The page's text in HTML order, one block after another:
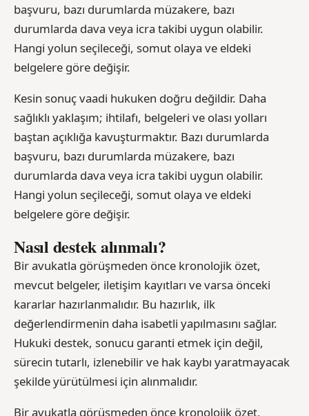
başvuru, bazı durumlarda müzakere, bazı
durumlarda dava veya icra takibi uygun olabilir.
Hangi yolun seçileceği, somut olaya ve eldeki
belgelere göre değişir.
Kesin sonuç vaadi hukuken doğru değildir. Daha
sağlıklı yaklaşım; ihtilafı, belgeleri ve olası yolları
baştan açıklığa kavuşturmaktır. Bazı durumlarda
başvuru, bazı durumlarda müzakere, bazı
durumlarda dava veya icra takibi uygun olabilir.
Hangi yolun seçileceği, somut olaya ve eldeki
belgelere göre değişir.
Nasıl destek alınmalı?
Bir avukatla görüşmeden önce kronolojik özet,
mevcut belgeler, iletişim kayıtları ve varsa önceki
kararlar hazırlanmalıdır. Bu hazırlık, ilk
değerlendirmenin daha isabetli yapılmasını sağlar.
Hukuki destek, sonucu garanti etmek için değil,
sürecin tutarlı, izlenebilir ve hak kaybı yaratmayacak
şekilde yürütülmesi için alınmalıdır.
Bir avukatla görüşmeden önce kronolojik özet,